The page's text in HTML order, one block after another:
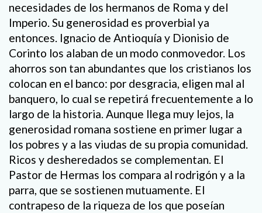
necesidades de los hermanos de Roma y del
Imperio. Su generosidad es proverbial ya
entonces. Ignacio de Antioquía y Dionisio de
Corinto los alaban de un modo conmovedor. Los
ahorros son tan abundantes que los cristianos los
colocan en el banco: por desgracia, eligen mal al
banquero, lo cual se repetirá frecuentemente a lo
largo de la historia. Aunque llega muy lejos, la
generosidad romana sostiene en primer lugar a
los pobres y a las viudas de su propia comunidad.
Ricos y desheredados se complementan. El
Pastor de Hermas los compara al rodrigón y a la
parra, que se sostienen mutuamente. El
contrapeso de la riqueza de los que poseían